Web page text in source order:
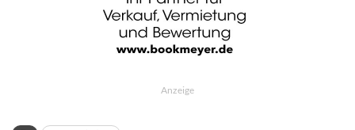
Anzeige